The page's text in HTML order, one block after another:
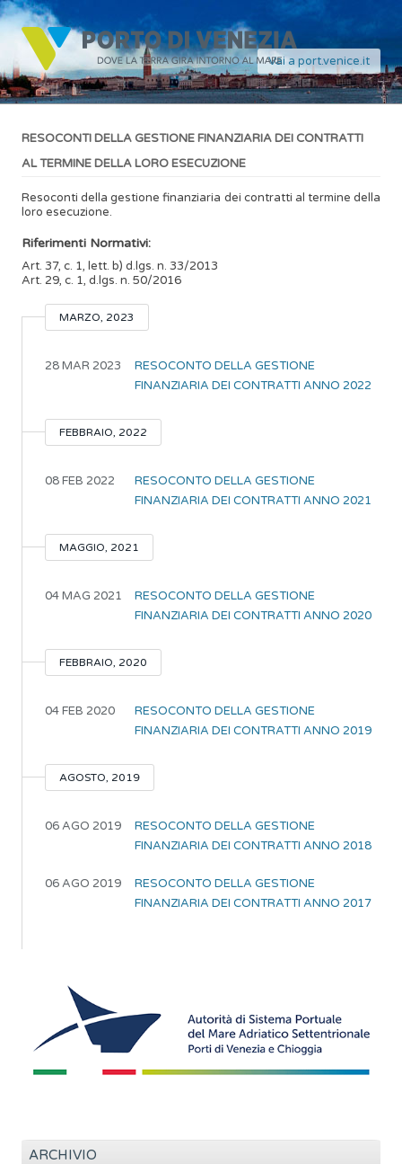
Vai a port.venice.it
RESOCONTI DELLA GESTIONE FINANZIARIA DEI CONTRATTI
AL TERMINE DELLA LORO ESECUZIONE
Resoconti della gestione finanziaria dei contratti al termine della
loro esecuzione.
Riferimenti Normativi:
Art. 37, c. 1, lett. b) d.lgs. n. 33/2013
Art. 29, c. 1, d.lgs. n. 50/2016
MARZO, 2023
28 MAR 2023
RESOCONTO DELLA GESTIONE
FINANZIARIA DEI CONTRATTI ANNO 2022
FEBBRAIO, 2022
08 FEB 2022
RESOCONTO DELLA GESTIONE
FINANZIARIA DEI CONTRATTI ANNO 2021
MAGGIO, 2021
04 MAG 2021
RESOCONTO DELLA GESTIONE
FINANZIARIA DEI CONTRATTI ANNO 2020
FEBBRAIO, 2020
04 FEB 2020
RESOCONTO DELLA GESTIONE
FINANZIARIA DEI CONTRATTI ANNO 2019
AGOSTO, 2019
06 AGO 2019
RESOCONTO DELLA GESTIONE
FINANZIARIA DEI CONTRATTI ANNO 2018
06 AGO 2019
RESOCONTO DELLA GESTIONE
FINANZIARIA DEI CONTRATTI ANNO 2017
ARCHIVIO